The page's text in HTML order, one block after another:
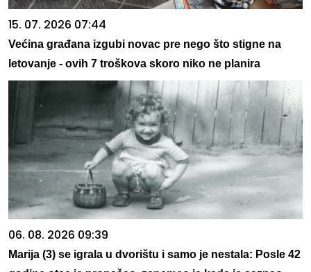
15. 07. 2026 07:44
Većina građana izgubi novac pre nego što stigne na
letovanje - ovih 7 troškova skoro niko ne planira
06. 08. 2026 09:39
Marija (3) se igrala u dvorištu i samo je nestala: Posle 42